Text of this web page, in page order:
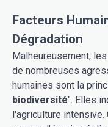
Facteurs
Dégradation
Malheureusement,
de nombreuses
humaines sont la
biodiversité". Elles
l'agriculture